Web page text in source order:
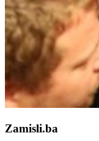
Zamisli.ba